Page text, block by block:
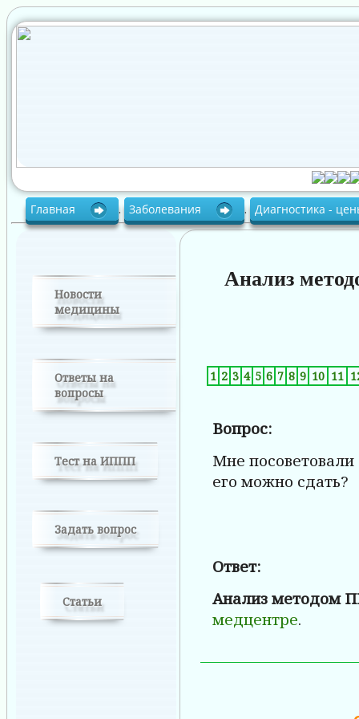
Главная . Заболевания . Диагностика -
Новости
медицины
Ответы на
вопросы
Тест на ИППП
Задать вопрос
Статьи
Анализ
1 2 3 4 5 6 7 8 9 10 11
Вопрос:
Мне
его можно сдать?
Ответ:
Анализ методом
медцентре.